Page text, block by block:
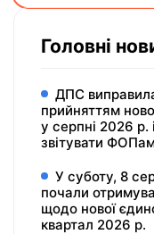
Головні
ДПС
прийняттям
у серпні 2026 р.
звітувати
У суботу, 8
почали
щодо нової
квартал 2026 р.